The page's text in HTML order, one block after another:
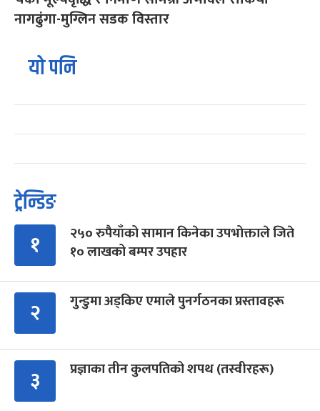
नागढुंगा-मुग्लिन सडक विस्तार
यो पनि
ट्रेन्डिङ
१
२५० रुपैयाँको सामान किनेका उपभोक्ताले जिते
१० लाखको बम्पर उपहार
२ गुन्डुमा अड्किए एमाले पुनर्गठनका प्रस्तावहरू
३ प्रज्ञाका तीन कुलपतिको शपथ (तस्वीरहरू)